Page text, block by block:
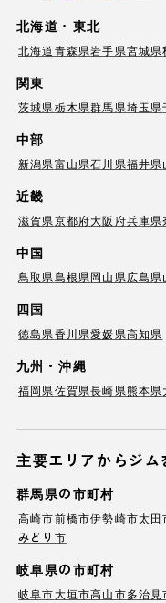
北海道・東北
北海道青森県岩手県宮城県
関東
茨城県栃木県群馬県埼玉県
中部
新潟県富山県石川県福井県
近畿
滋賀県京都府大阪府兵庫県
中国
鳥取県島根県岡山県広島県
四国
徳島県香川県愛媛県高知県
九州・沖縄
福岡県佐賀県長崎県熊本県
主要エリアからジム
群馬県の市町村
高崎市前橋市伊勢崎市太田
みどり市
岐阜県の市町村
岐阜市大垣市高山市多治見